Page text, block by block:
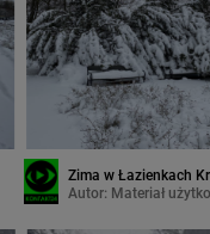
Zima w Łazienkach
Autor: Materiał